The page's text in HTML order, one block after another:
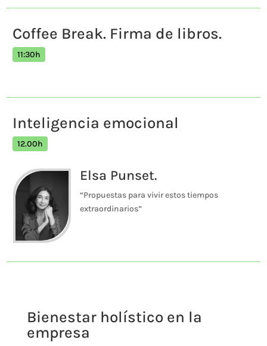
Coffee Break. Firma de libros.
11:30h
Inteligencia emocional
12.00h
Elsa Punset.
“Propuestas para vivir estos tiempos
extraordinarios”
Bienestar holístico en la
empresa